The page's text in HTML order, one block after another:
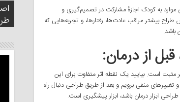
به کودک اجازهٔ مشارکت در تصمیم‌گیری و
طراح بیشتر مراقب عادت‌ها، رفتارها، و تجربه‌هایی که
باشد.
از درمان:
مثبت است. بیایید یک نقطه اثر متفاوت برای این
منفی برویم و بعد از طریق طراحی دنبال راه
ابزار درمان باشد، ابزار پیشگیری است.